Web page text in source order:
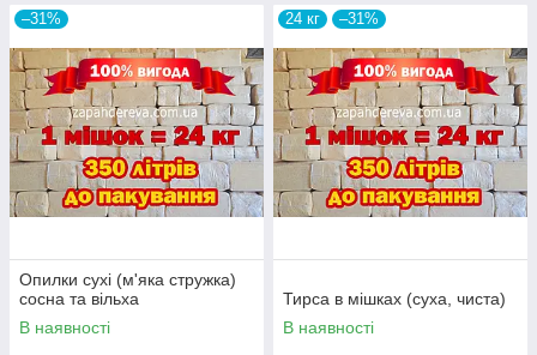
–31%
Опилки сухі (м'яка стружка)
сосна та вільха
В наявності
24 кг –31%
Тирса в мішках (суха, чиста)
В наявності